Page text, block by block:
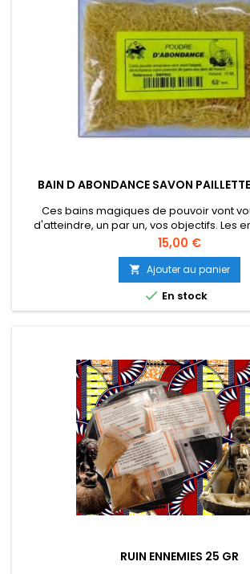
BAIN D ABONDANCE SAVON
Ces bains magiques de pouvoir vont
d'atteindre, un par un, vos objectifs. Les
bonheur et à votre épanouissement se
par enchantement, dans leurs eaux
poudre aimantera vers vous l'argent, qui
souvent par des voies inattendues. Vous
potentiel de...
Prix
15,00 €
 Ajouter au panier
 En stock
RUIN ENNEMIES 25 GR